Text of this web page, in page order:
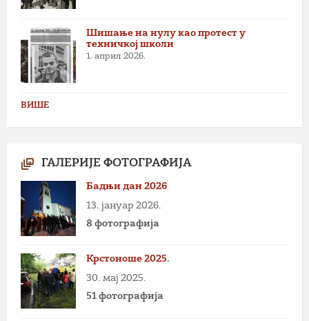
Шишање на нулу као протест у
техничкој школи
1. април 2026.
ВИШЕ
ГАЛЕРИЈЕ ФОТОГРАФИЈА
Бадњи дан 2026
13. јануар 2026.
8 фотографија
Крстоноше 2025.
30. мај 2025.
51 фотографија